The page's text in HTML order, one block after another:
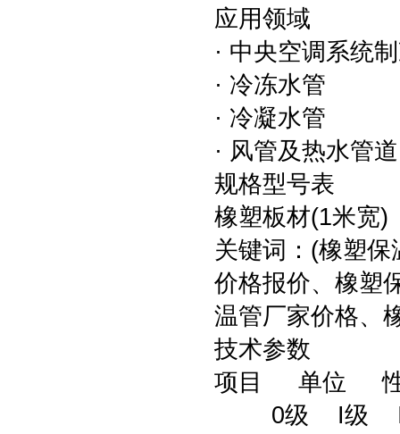
应用领域
· 中央空调系统
· 冷冻水管
· 冷凝水管
· 风管及热水管
规格型号表
橡塑板材(1米宽)
关键词：(橡塑
价格报价、橡塑
温管厂家价格、
技术参数
项目 单位 性
0级 I级 II